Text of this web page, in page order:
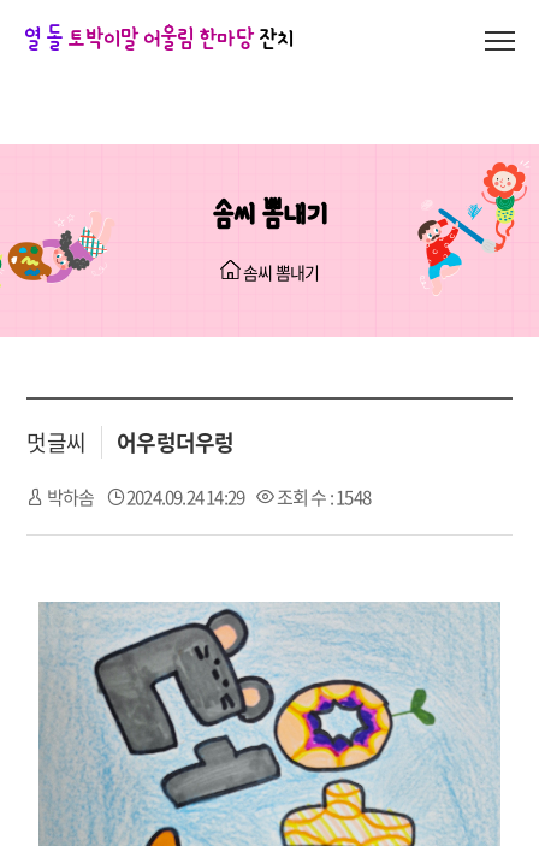
열 돌 토박이말 어울림 한마당잔치
솜씨 뽐내기
솜씨 뽐내기
멋글씨 어우렁더우렁
박하솜 2024.09.24 14:29 조회 수 : 1548